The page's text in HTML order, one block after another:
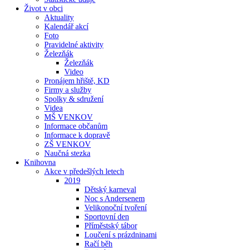
Život v obci
Aktuality
Kalendář akcí
Foto
Pravidelné aktivity
Železňák
Železňák
Video
Pronájem hřiště, KD
Firmy a služby
Spolky & sdružení
Videa
MŠ VENKOV
Informace občanům
Informace k dopravě
ZŠ VENKOV
Naučná stezka
Knihovna
Akce v předešlých letech
2019
Dětský karneval
Noc s Andersenem
Velikonoční tvoření
Sportovní den
Příměstský tábor
Loučení s prázdninami
Račí běh